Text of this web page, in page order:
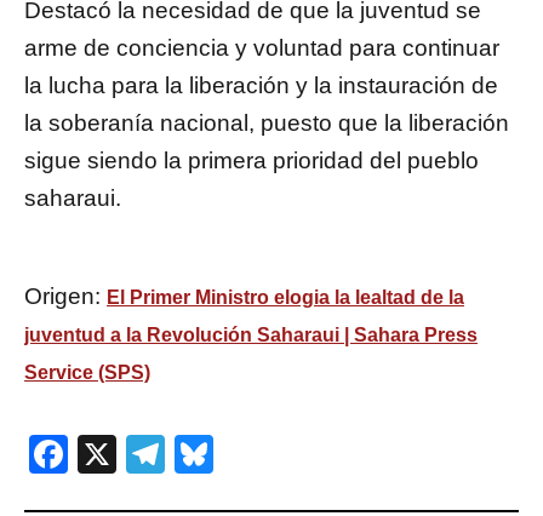
Destacó la necesidad de que la juventud se
arme de conciencia y voluntad para continuar
la lucha para la liberación y la instauración de
la soberanía nacional, puesto que la liberación
sigue siendo la primera prioridad del pueblo
saharaui.
Origen: El Primer Ministro elogia la lealtad de la
juventud a la Revolución Saharaui | Sahara Press
Service (SPS)
Facebook
X Telegram